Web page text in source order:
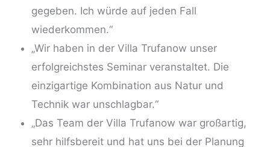
gegeben. Ich würde auf jeden Fall
wiederkommen.“
„Wir haben in der Villa Trufanow unser
erfolgreichstes Seminar veranstaltet. Die
einzigartige Kombination aus Natur und
Technik war unschlagbar.“
„Das Team der Villa Trufanow war großartig,
sehr hilfsbereit und hat uns bei der Planung